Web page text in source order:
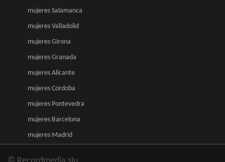
mujeres Salamanca
mujeres Valladolid
mujeres Girona
mujeres Granada
mujeres Alicante
mujeres Cordoba
mujeres Pontevedra
mujeres Barcelona
mujeres Madrid